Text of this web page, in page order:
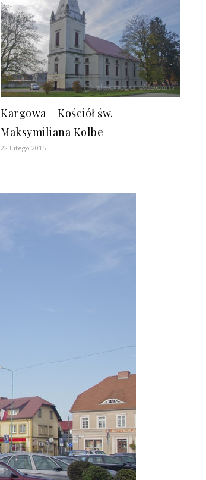
Kargowa – Kościół św.
Maksymiliana Kolbe
22 lutego 2015